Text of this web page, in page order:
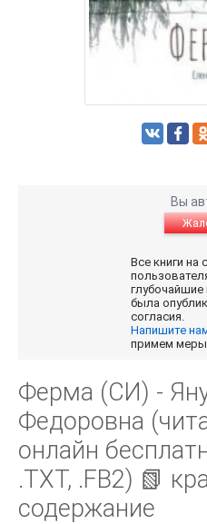
Вы
Все книги на
глубочайшие
была
согласия.
Напишите
примем меры.
Ферма (СИ) -
Федоровна
онлайн
.TXT, .FB2) 📗
содержание